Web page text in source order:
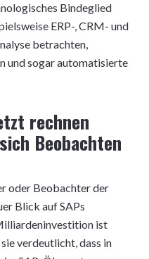
Bindeglied
ERP-, CRM- und
betrachten,
und sogar automatisierte
rechnen
Beobachten
oder Beobachter der
Blick auf SAPs
ist
verdeutlicht, dass in